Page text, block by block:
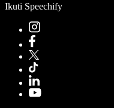
Ikuti Speechify